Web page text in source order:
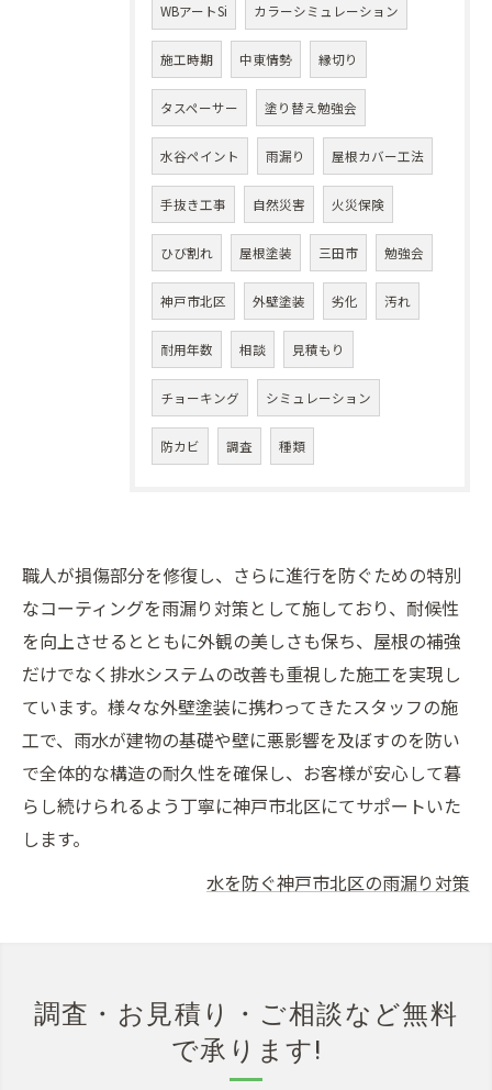
WBアートSi カラーシミュレーション
施工時期 中東情勢 縁切り
タスペーサー 塗り替え勉強会
水谷ペイント 雨漏り 屋根カバー工法
手抜き工事 自然災害 火災保険
ひび割れ 屋根塗装 三田市 勉強会
神戸市北区 外壁塗装 劣化 汚れ
耐用年数 相談 見積もり
チョーキング シミュレーション
防カビ 調査 種類
職人が損傷部分を修復し、さらに進行を防ぐための特別
なコーティングを雨漏り対策として施しており、耐候性
を向上させるとともに外観の美しさも保ち、屋根の補強
だけでなく排水システムの改善も重視した施工を実現し
ています。様々な外壁塗装に携わってきたスタッフの施
工で、雨水が建物の基礎や壁に悪影響を及ぼすのを防い
で全体的な構造の耐久性を確保し、お客様が安心して暮
らし続けられるよう丁寧に神戸市北区にてサポートいた
します。
水を防ぐ神戸市北区の雨漏り対策
調査・お見積り・ご相談など無料
で承ります!